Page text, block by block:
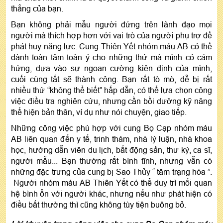
thắng của bạn.
Bạn không phải mẫu người đứng trên lãnh đạo mọi
người mà thích hợp hơn với vai trò của người phụ trợ để
phát huy năng lực. Cung Thiên Yết nhóm máu AB có thể
dành toàn tâm toàn ý cho những thứ mà mình có cảm
hứng, dựa vào sự ngoan cường kiên định của mình,
cuối cùng tất sẽ thành công. Bạn rất tò mò, dễ bị rất
nhiều thứ “không thể biết” hấp dẫn, có thể lựa chọn công
việc điều tra nghiên cứu, nhưng cần bồi dưỡng kỹ năng
thể hiện bản thân, ví dụ như nói chuyện, giao tiếp.
Những công việc phù hợp với cung Bọ Cạp nhóm máu
AB liên quan đến y tế, trinh thám, nhà lý luận, nhà khoa
học, hướng dẫn viên du lịch, bất động sản, thư ký, ca sĩ,
người mẫu... Bạn thường rất bình tĩnh, nhưng vẫn có
những đặc trưng của cung bị Sao Thủy “ tâm trạng hóa ”.
Người nhóm máu AB Thiên Yết có thể duy trì mối quan
hệ bình ổn với người khác, nhưng nếu như phát hiện có
điều bất thường thì cũng không tùy tiện buông bỏ.